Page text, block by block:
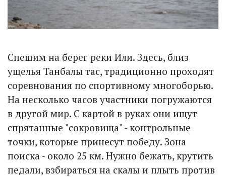
Спешим на берег реки Или. Здесь, близ
ущелья Танбалы тас, традиционно проходят
соревнования по спортивному многоборью.
На несколько часов участники погружаются
в другой мир. С картой в руках они ищут
спрятанные "сокровища" - контрольные
точки, которые принесут победу. Зона
поиска - около 25 км. Нужно бежать, крутить
педали, взбираться на скалы и плыть против